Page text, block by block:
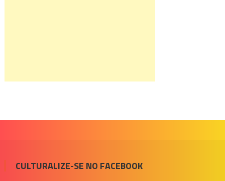
CULTURALIZE-SE NO FACEBOOK